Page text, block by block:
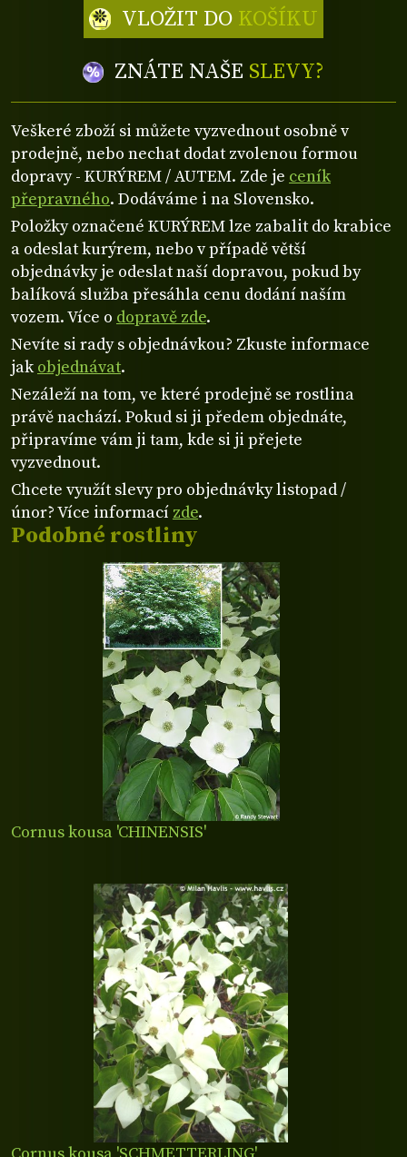
ZNÁTE NAŠE SLEVY?
VLOŽIT DO KOŠÍKU
Podobné rostliny
Cornus kousa 'CHINENSIS'
Veškeré zboží si můžete vyzvednout osobně v
prodejně, nebo nechat dodat zvolenou formou
dopravy - KURÝREM / AUTEM. Zde je ceník
přepravného. Dodáváme i na Slovensko.
Položky označené KURÝREM lze zabalit do krabice
a odeslat kurýrem, nebo v případě větší
objednávky je odeslat naší dopravou, pokud by
balíková služba přesáhla cenu dodání naším
vozem. Více o dopravě zde.
Nevíte si rady s objednávkou? Zkuste informace
jakobjednávat.
Nezáleží na tom, ve které prodejně se rostlina
právě nachází. Pokud si ji předem objednáte,
připravíme vám ji tam, kde si ji přejete
vyzvednout.
Chcete využít slevy pro objednávky listopad /
únor? Více informací zde.